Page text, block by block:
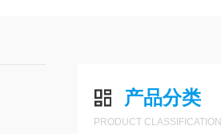
产品分类
PRODUCT CLASSIFICATION